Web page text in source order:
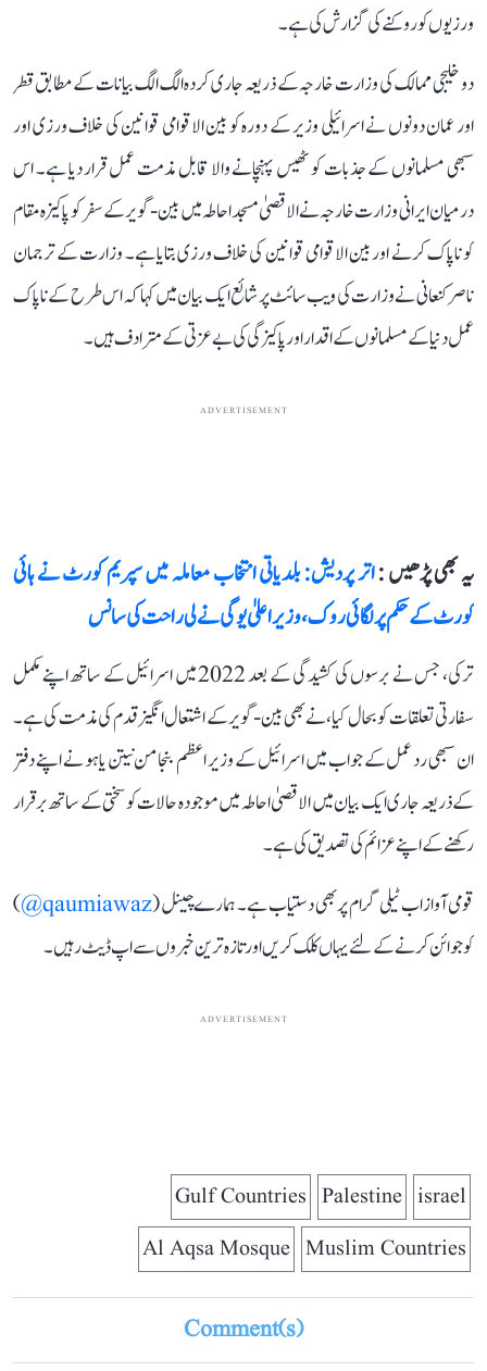
ورزیوں کو روکنے کی گزارش کی ہے۔
دو خلیجی ممالک کی وزارت خارجہ کے ذریعہ جاری کردہ الگ الگ بیانات کے مطابق قطر
اور عمان دونوں نے اسرائیلی وزیر کے دورہ کو بین الاقوامی قوانین کی خلاف ورزی اور
سبھی مسلمانوں کے جذبات کو ٹھیس پہنچانے والا قابل مذمت عمل قرار دیا ہے۔ اس
درمیان ایرانی وزارت خارجہ نے الاقصیٰ مسجد احاطہ میں بین-گویر کے سفر کو پاکیزہ مقام
کو ناپاک کرنے اور بین الاقوامی قوانین کی خلاف ورزی بتایا ہے۔ وزارت کے ترجمان
ناصر کنعانی نے وزارت کی ویب سائٹ پر شائع ایک بیان میں کہا کہ اس طرح کے ناپاک
عمل دنیا کے مسلمانوں کے اقدار اور پاکیزگی کی بے عزتی کے مترادف ہیں۔
ADVERTISEMENT
یہ بھی پڑھیں :اتر پردیش: بلدیاتی انتخاب معاملہ میں سپریم کورٹ نے ہائی
کورٹ کے حکم پر لگائی روک، وزیر اعلیٰ یوگی نے لی راحت کی سانس
ترکی، جس نے برسوں کی کشیدگی کے بعد 2022 میں اسرائیل کے ساتھ اپنے مکمل
سفارتی تعلقات کو بحال کیا، نے بھی بین-گویر کے اشتعال انگیز قدم کی مذمت کی ہے۔
ان سبھی رد عمل کے جواب میں اسرائیل کے وزیر اعظم بنجامن نیتن یاہو نے اپنے دفتر
کے ذریعہ جاری ایک بیان میں الاقصیٰ احاطہ میں موجودہ حالات کو سختی کے ساتھ برقرار
رکھنے کے اپنے عزائم کی تصدیق کی ہے۔
قومی آواز اب ٹیلی گرام پر بھی دستیاب ہے۔ ہمارے چینل (qaumiawaz@
)
کو جوائن کرنے کے لئے یہاں کلک کریں اور تازہ ترین خبروں سے اپ ڈیٹ رہیں۔
ADVERTISEMENT
israel
Palestine
Gulf Countries
Muslim Countries
Al Aqsa Mosque
Comment(s)